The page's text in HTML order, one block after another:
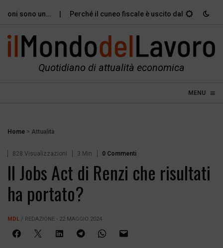
sono un… Perché il cuneo fiscale è uscito dal dibattito…
Quotidiano di attualità economica
MENU ≡
☰
Home > Attualità
828 Visualizzazioni 3 Min 0 Commenti
Il Jobs Act di Renzi che risultati
ha portato?
MDL / REDAZIONE - 22 MAGGIO 2024